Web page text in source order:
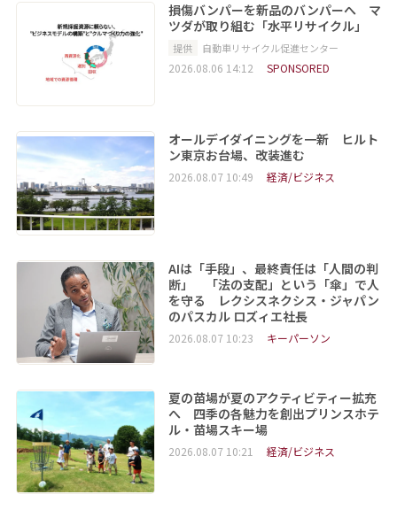
損傷バンパーを新品のバンパーへ マ
ツダが取り組む「水平リサイクル」
提供 自動車リサイクル促進センター
2026.08.06 14:12 SPONSORED
オールデイダイニングを一新 ヒルト
ン東京お台場、改装進む
2026.08.07 10:49 経済/ビジネス
AIは「手段」、最終責任は「人間の判
断」 「法の支配」という「傘」で人
を守る レクシスネクシス・ジャパン
のパスカル ロズィエ社長
2026.08.07 10:23 キーパーソン
夏の苗場が夏のアクティビティー拡充
へ 四季の各魅力を創出プリンスホテ
ル・苗場スキー場
2026.08.07 10:21 経済/ビジネス